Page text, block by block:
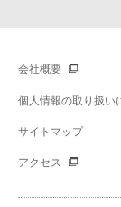
会社概要
個人情報の取り扱い
サイトマップ
アクセス